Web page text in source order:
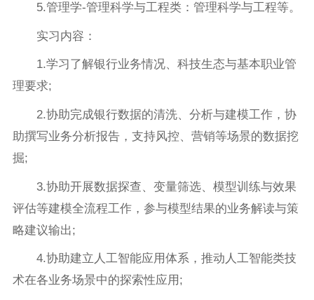
5.管理学-管理科学与工程类：管理科学与工程等。
实习内容：
1.学习了解银行业务情况、科技生态与基本职业管
理要求;
2.协助完成银行数据的清洗、分析与建模工作，协
助撰写业务分析报告，支持风控、营销等场景的数据挖
掘;
3.协助开展数据探查、变量筛选、模型训练与效果
评估等建模全流程工作，参与模型结果的业务解读与策
略建议输出;
4.协助建立人工智能应用体系，推动人工智能类技
术在各业务场景中的探索性应用;